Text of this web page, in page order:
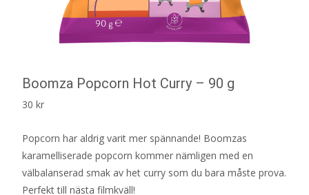
Boomza Popcorn Hot Curry – 90 g
30 kr
Popcorn har aldrig varit mer spännande! Boomzas
karamelliserade popcorn kommer nämligen med en
välbalanserad smak av het curry som du bara måste prova.
Perfekt till nästa filmkväll!